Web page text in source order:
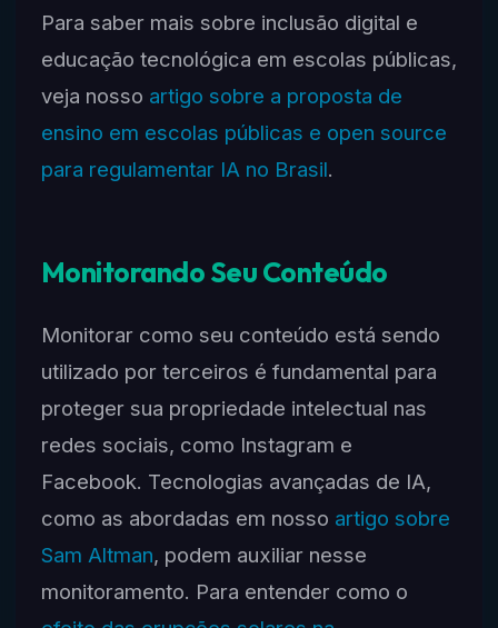
Para saber mais sobre inclusão digital e
educação tecnológica em escolas públicas,
veja nosso artigo sobre a proposta de
ensino em escolas públicas e open source
para regulamentar IA no Brasil.
Monitorando Seu Conteúdo
Monitorar como seu conteúdo está sendo
utilizado por terceiros é fundamental para
proteger sua propriedade intelectual nas
redes sociais, como Instagram e
Facebook. Tecnologias avançadas de IA,
como as abordadas em nosso artigo sobre
Sam Altman, podem auxiliar nesse
monitoramento. Para entender como o